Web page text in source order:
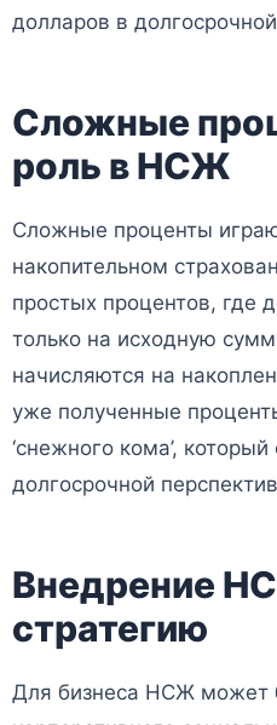
долларов в
Сложные
роль в НСЖ
Сложные проценты
накопительном
простых процентов, где
только на исходную
начисляются на
уже полученные
‘снежного кома’,
долгосрочной
Внедрение
стратегию
Для бизнеса НСЖ может